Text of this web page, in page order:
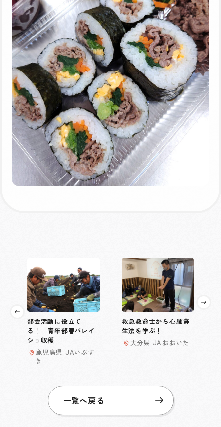
部会活動に役立て
る！ 青年部春バレイ
ショ収穫
鹿児島県 JAいぶす
き
救急救命士から心肺蘇
生法を学ぶ！
大分県 JAおおいた
一覧へ戻る